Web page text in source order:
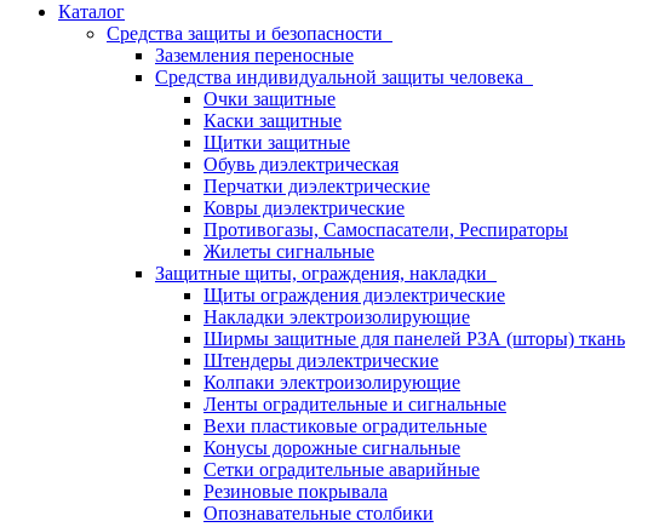
Каталог
Средства защиты и безопасности
Заземления переносные
Средства индивидуальной защиты человека
Очки защитные
Каски защитные
Щитки защитные
Обувь диэлектрическая
Перчатки диэлектрические
Ковры диэлектрические
Противогазы, Самоспасатели, Респираторы
Жилеты сигнальные
Защитные щиты, ограждения, накладки
Щиты ограждения диэлектрические
Накладки электроизолирующие
Ширмы защитные для панелей РЗА (шторы) ткань
Штендеры диэлектрические
Колпаки электроизолирующие
Ленты оградительные и сигнальные
Вехи пластиковые оградительные
Конусы дорожные сигнальные
Сетки оградительные аварийные
Резиновые покрывала
Опознавательные столбики